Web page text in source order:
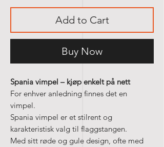
Add to Cart
Buy Now
Spania vimpel – kjøp enkelt på nett
For enhver anledning finnes det en
vimpel.
Spania vimpel er et stilrent og
karakteristisk valg til flaggstangen.
Med sitt røde og gule design, ofte med